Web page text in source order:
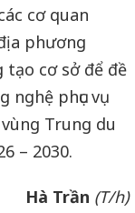
cơ quan
phương
cơ sở để đề
phục vụ
Trung du
– 2030.
Hà Trần (T/h)